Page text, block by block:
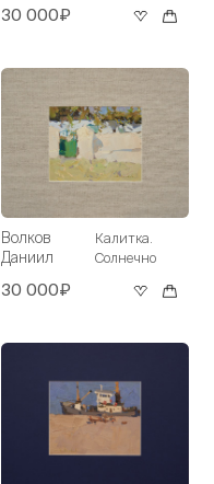
30 000₽
Волков
Даниил
Калитка.
Солнечно
30 000₽